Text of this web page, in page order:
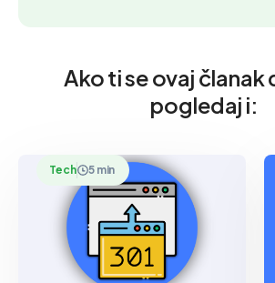
Ako ti se ovaj članak
pogledaj i:
Tech 5 min